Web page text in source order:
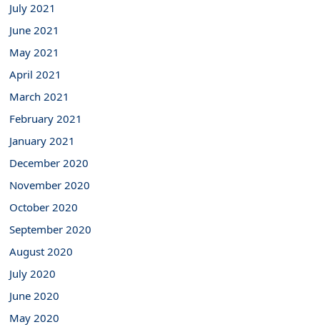
July 2021
June 2021
May 2021
April 2021
March 2021
February 2021
January 2021
December 2020
November 2020
October 2020
September 2020
August 2020
July 2020
June 2020
May 2020